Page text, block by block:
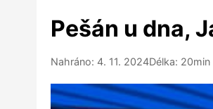
Pešán u dna,
Nahráno: 4. 11. 2024Délka: 20min